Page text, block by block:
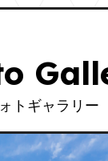
トギャラリー